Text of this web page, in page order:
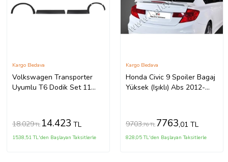
Volkswagen Transporter
Uyumlu T6 Dodik Set 11
Kargo Bedava
18.029TL 14.423 TL
1538,51 TL'den Başlayan Taksitlerle
Honda Civic 9 Spoiler Bagaj
Yüksek (Işıklı) Abs 2012-
Kargo Bedava
9703,76 TL 7763,01 TL
828,05 TL'den Başlayan Taksitlerle